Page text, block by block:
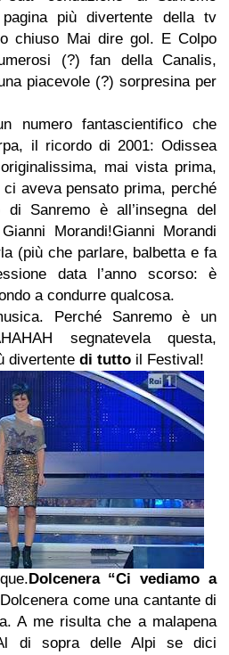
più divertente della tv
chiuso Mai dire gol. E Colpo
(?) fan della Canalis,
piacevole (?) sorpresina per
numero fantascientifico che
il ricordo di 2001: Odissea
mai vista prima,
aveva pensato prima, perché
di Sanremo è all’insegna del
Morandi!Gianni Morandi
(più che parlare, balbetta e fa
data l’anno scorso: è
a condurre qualcosa.
Perché Sanremo è un
segnatevela questa,
divertente di tutto il Festival!
Dolcenera“Ci vediamo a
come una cantante di
A me risulta che a malapena
di sopra delle Alpi se dici